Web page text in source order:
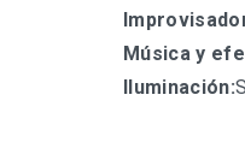
Música y
Iluminación: